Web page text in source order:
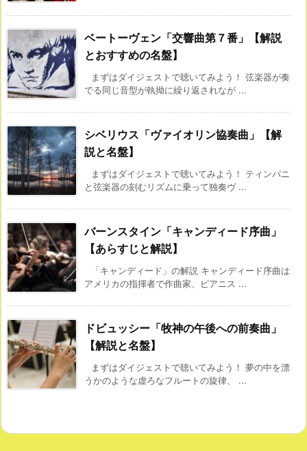
ベートーヴェン「交響曲第７番」【解説
とおすすめの名盤】
まずはダイジェストで聴いてみよう！ 弦楽器が奏
でる同じ音型が執拗に繰り返されなが ...
シベリウス「ヴァイオリン協奏曲」【解
説と名盤】
まずはダイジェストで聴いてみよう！ ティンパニ
と弦楽器の刻むリズムに乗って独奏ヴ ...
バーンスタイン「キャンディード序曲」
【あらすじと解説】
「キャンディード」の解説 キャンディード序曲は
アメリカの指揮者で作曲家、ピアニス ...
ドビュッシー「牧神の午後への前奏曲」
【解説と名盤】
まずはダイジェストで聴いてみよう！ 夢の中を漂
うかのような虚ろなフルートの旋律、 ...